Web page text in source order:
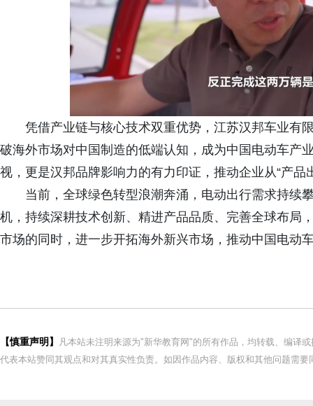
凭借产业链与核心技术双重优势，江苏汉邦车业有
破海外市场对中国制造的低端认知，成为中国电动车产
视，更是汉邦品牌影响力的有力印证，推动企业从“产品
当前，全球绿色转型浪潮奔涌，电动出行需求持续
机，持续深耕技术创新、精进产品品质、完善全球布局
市场的同时，进一步开拓海外新兴市场，推动中国电动
【慎重声明】
凡本站未注明来源为"新华教育网"的所有作品，均转载、编译
代表本站赞同其观点和对其真实性负责。如因作品内容、版权和其他问题需